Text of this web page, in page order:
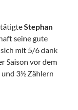
Stephan
seine gute
mit 5/6 dank
Saison vor dem
und 3½ Zählern